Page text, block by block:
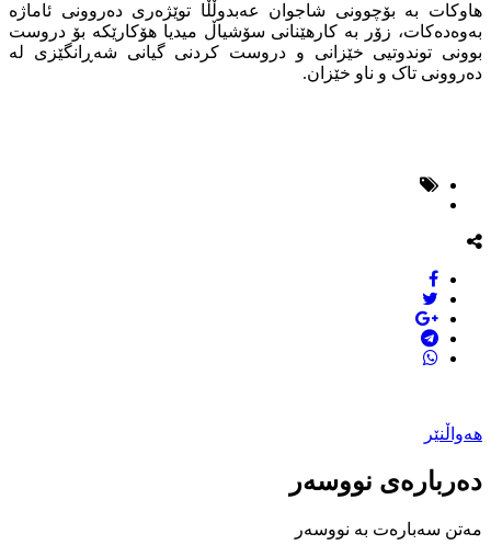
هاوکات بە بۆچوونی شاجوان عەبدوڵڵا توێژەری دەروونی ئاماژە
بەوەدەكات، زۆر بە کارهێنانی سۆشیاڵ میدیا هۆکارێکە بۆ دروست
بوونی توندوتیی خێزانی و دروست کردنی گیانی شەڕانگێزی لە
دەروونی تاک و ناو خێزان.
هەواڵنێر
دەربارەی نووسەر
مەتن سەبارەت بە نووسەر